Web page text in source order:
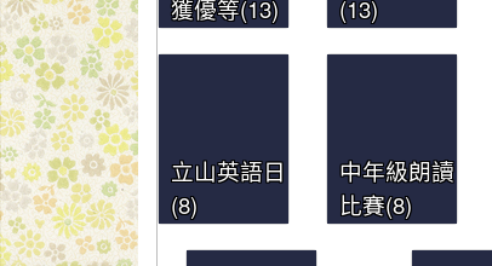
獲優等(13)
(13)
立山英語日
(8)
中年級朗讀
比賽(8)